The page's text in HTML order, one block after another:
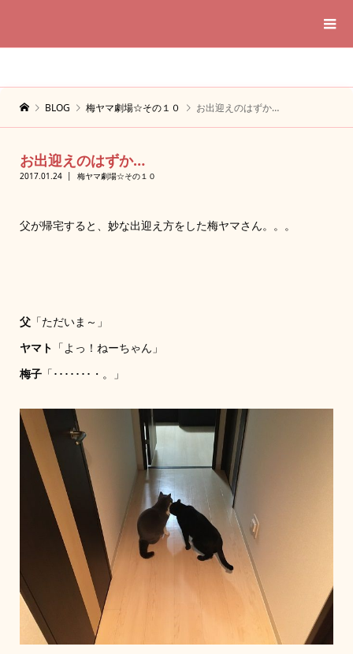
BLOG 梅ヤマ劇場☆その１０ お出迎えのはずか…
お出迎えのはずか…
2017.01.24 梅ヤマ劇場☆その１０
父が帰宅すると、妙な出迎え方をした梅ヤマさん。。。
父「ただいま～」
ヤマト 「よっ！ねーちゃん」
梅子「･･･････・。」